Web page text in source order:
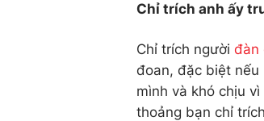
Chỉ trích anh ấy
Chỉ trích người đàn
đoan, đặc biệt
mình và khó chịu
thoảng bạn chỉ